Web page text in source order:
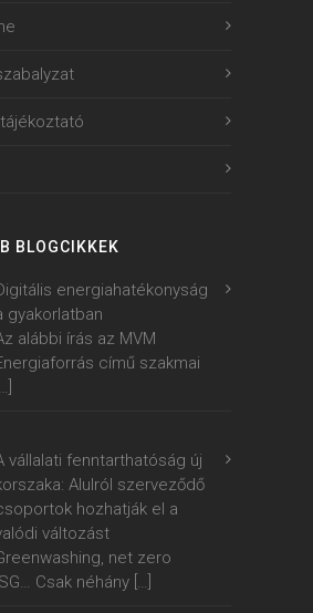
BLOGCIKKEK
energiahatékonyság
gyakorlatban
alábbi írás az MVM
című szakmai
[…]
vállalati fenntarthatóság új
Alulról szerveződő
hozhatják el a
változást
net zero
Csak néhány […]